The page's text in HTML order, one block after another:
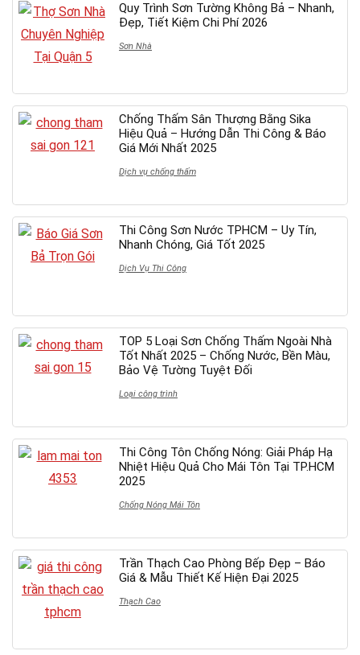
Quy Trình Sơn Tường Không Bả – Nhanh,
Đẹp, Tiết Kiệm Chi Phí 2026
Sơn Nhà
Chống Thấm Sân Thượng Bằng Sika
Hiệu Quả – Hướng Dẫn Thi Công & Báo
Giá Mới Nhất 2025
Dịch vụ chống thấm
Thi Công Sơn Nước TPHCM – Uy Tín,
Nhanh Chóng, Giá Tốt 2025
Dịch Vụ Thi Công
TOP 5 Loại Sơn Chống Thấm Ngoài Nhà
Tốt Nhất 2025 – Chống Nước, Bền Màu,
Bảo Vệ Tường Tuyệt Đối
Loại công trình
Thi Công Tôn Chống Nóng: Giải Pháp Hạ
Nhiệt Hiệu Quả Cho Mái Tôn Tại TP.HCM
2025
Chống Nóng Mái Tôn
Trần Thạch Cao Phòng Bếp Đẹp – Báo
Giá & Mẫu Thiết Kế Hiện Đại 2025
Thạch Cao